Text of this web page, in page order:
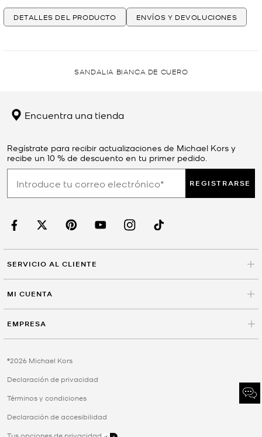
DETALLES DEL PRODUCTO ENVÍOS Y DEVOLUCIONES
SANDALIA BIANCA DE CUERO
Encuentra una tienda
Regístrate para recibir actualizaciones de Michael Kors y
recibe un 10 % de descuento en tu primer pedido.
REGISTRARSE
SERVICIO AL CLIENTE
MI CUENTA
EMPRESA
©2026 Michael Kors
Declaración de privacidad
Términos y condiciones
Declaración de accesibilidad